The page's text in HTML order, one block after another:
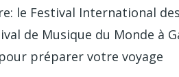
le Festival International
de Musique du Monde à
préparer votre voyage